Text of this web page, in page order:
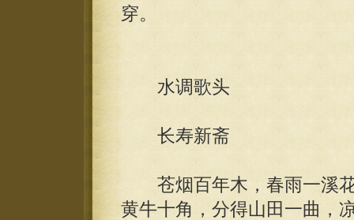
穿。
水调歌头
长寿新斋
苍烟百年木，春雨一溪花
黄牛十角，分得山田一曲，